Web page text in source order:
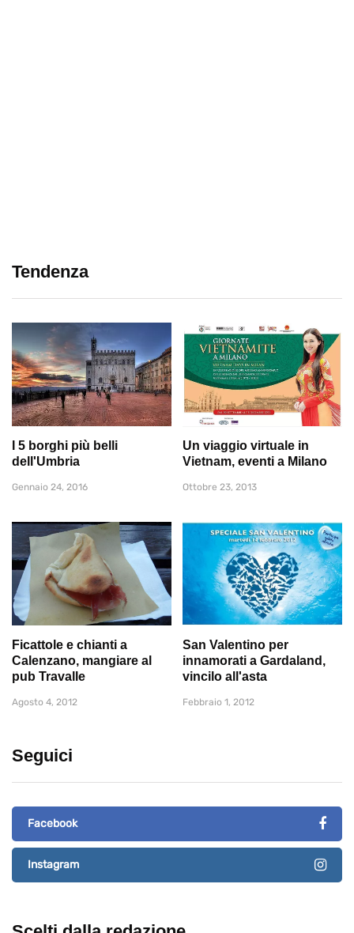
Tendenza
I 5 borghi più belli
dell'Umbria
Gennaio 24, 2016
Un viaggio virtuale in
Vietnam, eventi a Milano
Ottobre 23, 2013
Ficattole e chianti a
Calenzano, mangiare al
pub Travalle
Agosto 4, 2012
San Valentino per
innamorati a Gardaland,
vincilo all'asta
Febbraio 1, 2012
Seguici
Facebook
Instagram